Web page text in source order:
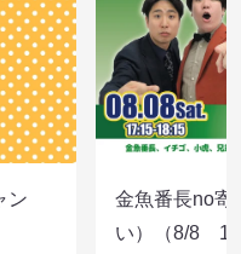
ン
金魚番長no寄
い）（8/8